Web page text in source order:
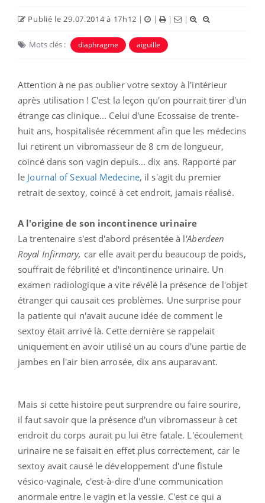
Publié le 29.07.2014 à 17h12 | | | |
Mots clés : diaphragme aiguille
Attention à ne pas oublier votre sextoy à l'intérieur
après utilisation ! C'est la leçon qu'on pourrait tirer d'un
étrange cas clinique... Celui d'une Ecossaise de trente-
huit ans, hospitalisée récemment afin que les médecins
lui retirent un vibromasseur de 8 cm de longueur,
coincé dans son vagin depuis... dix ans. Rapporté par
le Journal of Sexual Medecine, il s'agit du premier
retrait de sextoy, coincé à cet endroit, jamais réalisé.
A l'origine de son incontinence urinaire
La trentenaire s'est d'abord présentée à l'Aberdeen
Royal Infirmary, car elle avait perdu beaucoup de poids,
souffrait de fébrilité et d'incontinence urinaire. Un
examen radiologique a vite révélé la présence de l'objet
étranger qui causait ces problèmes. Une surprise pour
la patiente qui n'avait aucune idée de comment le
sextoy était arrivé là. Cette dernière se rappelait
uniquement en avoir utilisé un au cours d'une partie de
jambes en l'air bien arrosée, dix ans auparavant.
Mais si cette histoire peut surprendre ou faire sourire,
il faut savoir que la présence d'un vibromasseur à cet
endroit du corps aurait pu lui être fatale. L'écoulement
urinaire ne se faisait en effet plus correctement, car le
sextoy avait causé le développement d'une fistule
vésico-vaginale, c'est-à-dire d'une communication
anormale entre le vagin et la vessie. C'est ce qui a